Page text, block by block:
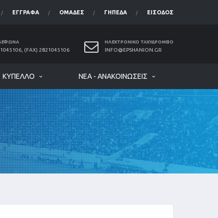
ΈΓΓΡΑΦΑ ΟΜΆΔΕΣ ΓΉΠΕΔΑ ΕΊΣΟΔΟΣ
(FAX) 2821045106
ΗΛΕΚΤΡΟΝΙΚΌ ΤΑΧΥΔΡΟΜΕΊΟ
INFO@EPSHANION.GR
ΚΎΠΕΛΛΟ ΝΈΑ - ΑΝΑΚΟΙΝΏΣΕΙΣ